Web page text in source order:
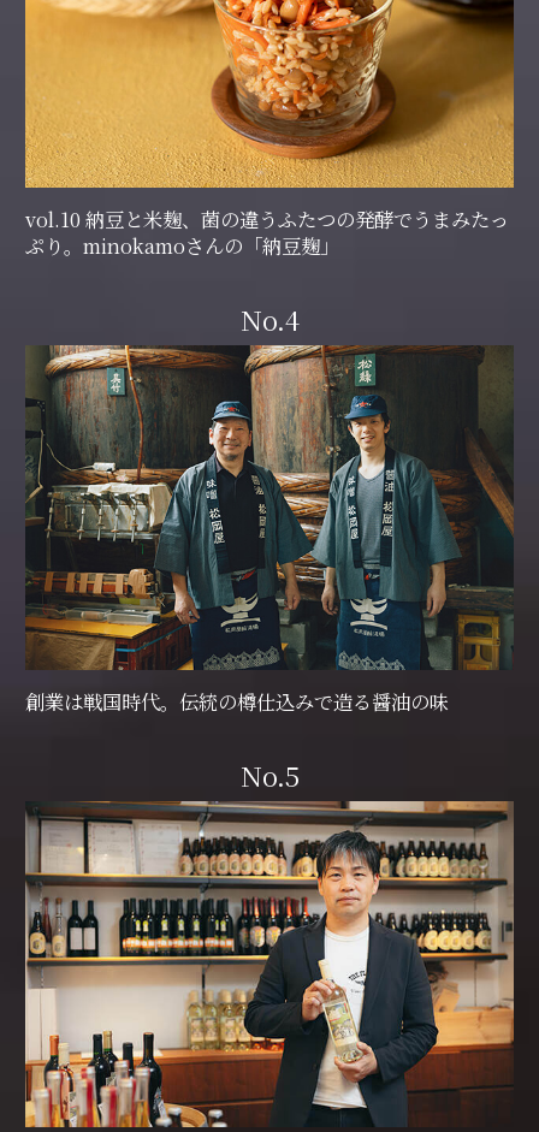
vol.10 納豆と米麹、菌の違うふたつの発酵でうまみたっ
ぷり。minokamoさんの「納豆麹」
No.4
創業は戦国時代。伝統の樽仕込みで造る醤油の味
No.5